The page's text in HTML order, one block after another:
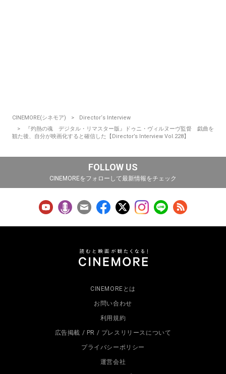
CINEMORE(シネモア)
Director‘s Interview
『灼熱の魂 デジタル・リマスター版』ドゥニ・ヴィルヌーヴ監督 戯曲を
観た後、自分が映画化すると確信した【Director’s Interview Vol.228】
FOLLOW US
CINEMOREをフォローして最新情報をチェック
CINEMOREとは
お問い合わせ
利用規約
広告掲載 / PR / プレスリリースについて
プライバシーポリシー
運営会社